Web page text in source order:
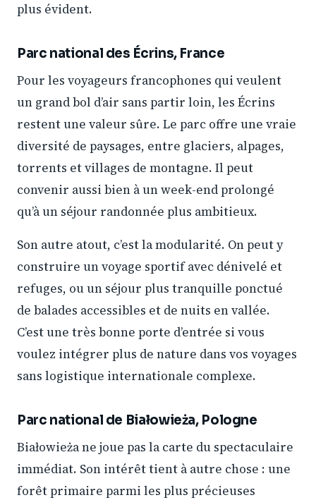
plus évident.
Parc national des Écrins, France
Pour les voyageurs francophones qui veulent
un grand bol d’air sans partir loin, les Écrins
restent une valeur sûre. Le parc offre une vraie
diversité de paysages, entre glaciers, alpages,
torrents et villages de montagne. Il peut
convenir aussi bien à un week-end prolongé
qu’à un séjour randonnée plus ambitieux.
Son autre atout, c’est la modularité. On peut y
construire un voyage sportif avec dénivelé et
refuges, ou un séjour plus tranquille ponctué
de balades accessibles et de nuits en vallée.
C’est une très bonne porte d’entrée si vous
voulez intégrer plus de nature dans vos voyages
sans logistique internationale complexe.
Parc national de Białowieża, Pologne
Białowieża ne joue pas la carte du spectaculaire
immédiat. Son intérêt tient à autre chose : une
forêt primaire parmi les plus précieuses